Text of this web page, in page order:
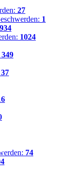
27
1
1024
349
37
74